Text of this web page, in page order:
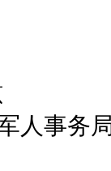
人事务